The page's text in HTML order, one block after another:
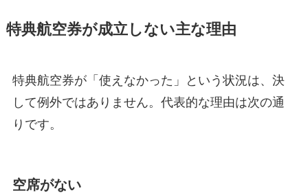
特典航空券が成立しない主な理由
特典航空券が「使えなかった」という状況は、決
して例外ではありません。代表的な理由は次の通
りです。
空席がない